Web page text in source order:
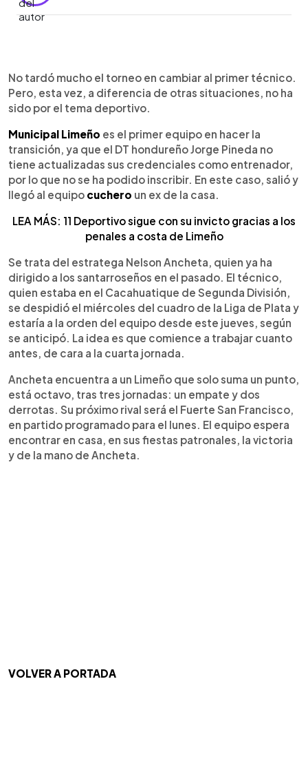
► Escuchar artículo
No tardó mucho el torneo en cambiar al primer técnico.
Pero, esta vez, a diferencia de otras situaciones, no ha
sido por el tema deportivo.
Municipal Limeño es el primer equipo en hacer la
transición, ya que el DT hondureño Jorge Pineda no
tiene actualizadas sus credenciales como entrenador,
por lo que no se ha podido inscribir. En este caso, salió y
llegó al equipo cuchero un ex de la casa.
LEA MÁS: 11 Deportivo sigue con su invicto gracias a los
penales a costa de Limeño
Se trata del estratega Nelson Ancheta, quien ya ha
dirigido a los santarroseños en el pasado. El técnico,
quien estaba en el Cacahuatique de Segunda División,
se despidió el miércoles del cuadro de la Liga de Plata y
estaría a la orden del equipo desde este jueves, según
se anticipó. La idea es que comience a trabajar cuanto
antes, de cara a la cuarta jornada.
Ancheta encuentra a un Limeño que solo suma un punto,
está octavo, tras tres jornadas: un empate y dos
derrotas. Su próximo rival será el Fuerte San Francisco,
en partido programado para el lunes. El equipo espera
encontrar en casa, en sus fiestas patronales, la victoria
y de la mano de Ancheta.
VOLVER A PORTADA